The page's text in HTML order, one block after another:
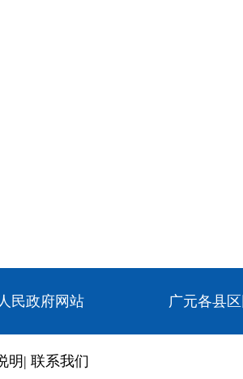
民政府网站
明 | 联系我们